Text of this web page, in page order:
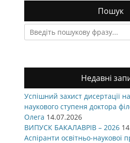
Пошук
Search
for:
Недавні
Успішний захист дисертації
наукового ступеня доктора
Олега 14.07.2026
ВИПУСК БАКАЛАВРІВ – 2026
Аспіранти освітньо-наукової